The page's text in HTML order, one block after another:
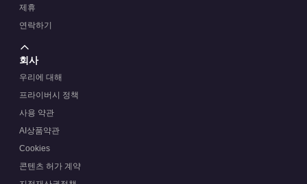
제휴
연락하기
회사
우리에 대해
프라이버시 정책
사용 약관
AI상품약관
Cookies
콘텐츠 허가 계약